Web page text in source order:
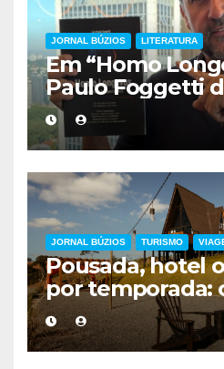
JORNAL BÚZIOS LITERATURA
Em “Homo
Paulo Foggetti
viver mais
forma de
JORNAL BÚZIOS TURISMO
Pousada, hotel
por temporada:
escolher a
hospedagem